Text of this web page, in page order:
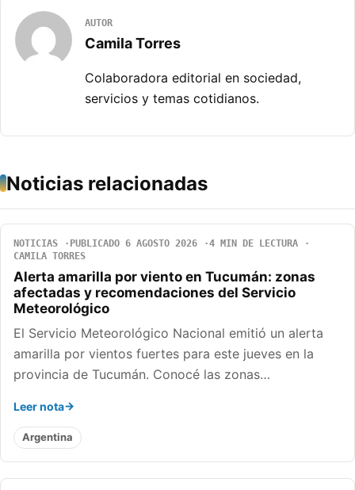
AUTOR
Camila Torres
Colaboradora editorial en sociedad,
servicios y temas cotidianos.
Noticias relacionadas
NOTICIAS PUBLICADO 6 AGOSTO 2026
4 MIN DE LECTURA
CAMILA TORRES
Alerta amarilla por viento en Tucumán: zonas
afectadas y recomendaciones del Servicio
Meteorológico
El Servicio Meteorológico Nacional emitió un alerta
amarilla por vientos fuertes para este jueves en la
provincia de Tucumán. Conocé las zonas…
Leer nota
Argentina